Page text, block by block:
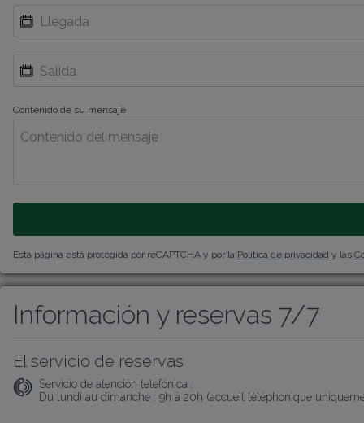
Contenido de su mensaje
Esta página está protegida por reCAPTCHA y por la Política de privacidad y las
Información y reservas 7/7
El servicio de reservas
Servicio de atención telefónica :
Du lundi au dimanche : 9h à 20h (accueil téléphonique